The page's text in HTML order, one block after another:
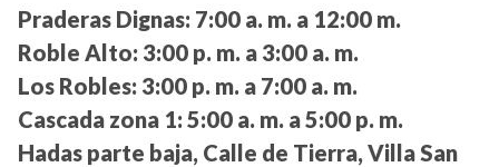
Praderas Dignas: 7:00 a. m. a 12:00 m.
Roble Alto: 3:00 p. m. a 3:00 a. m.
Los Robles: 3:00 p. m. a 7:00 a. m.
Cascada zona 1: 5:00 a. m. a 5:00 p. m.
Hadas parte baja, Calle de Tierra, Villa San